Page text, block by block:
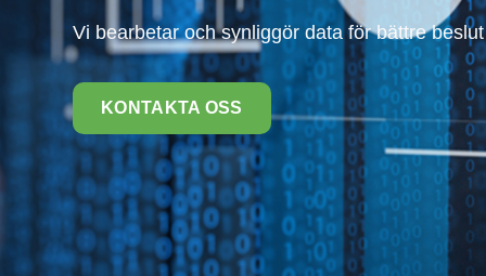
Vi bearbetar och synliggör data för bättre beslut
KONTAKTA OSS